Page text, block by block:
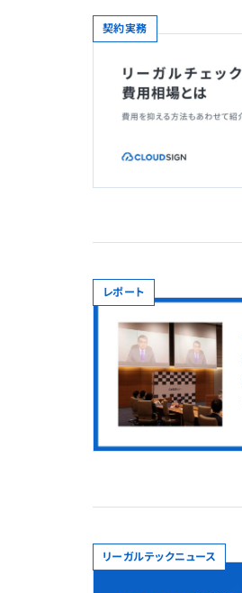
契約実務
レポート
リーガルテックニュース